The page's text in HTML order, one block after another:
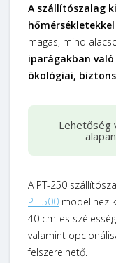
A szállítószalag
magas, mind
iparágakban
ökológiai,
Lehetőség
A PT-250
PT-500 modellhez
40 cm-es
valamint
felszerelhető.